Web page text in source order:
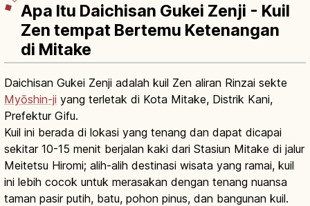
Apa Itu Daichisan Gukei Zenji - Kuil
Zen tempat Bertemu Ketenangan
di Mitake
Daichisan Gukei Zenji adalah kuil Zen aliran Rinzai sekte
Myōshin-ji yang terletak di Kota Mitake, Distrik Kani,
Prefektur Gifu.
Kuil ini berada di lokasi yang tenang dan dapat dicapai
sekitar 10-15 menit berjalan kaki dari Stasiun Mitake di jalur
Meitetsu Hiromi; alih-alih destinasi wisata yang ramai, kuil
ini lebih cocok untuk merasakan dengan tenang nuansa
taman pasir putih, batu, pohon pinus, dan bangunan kuil.